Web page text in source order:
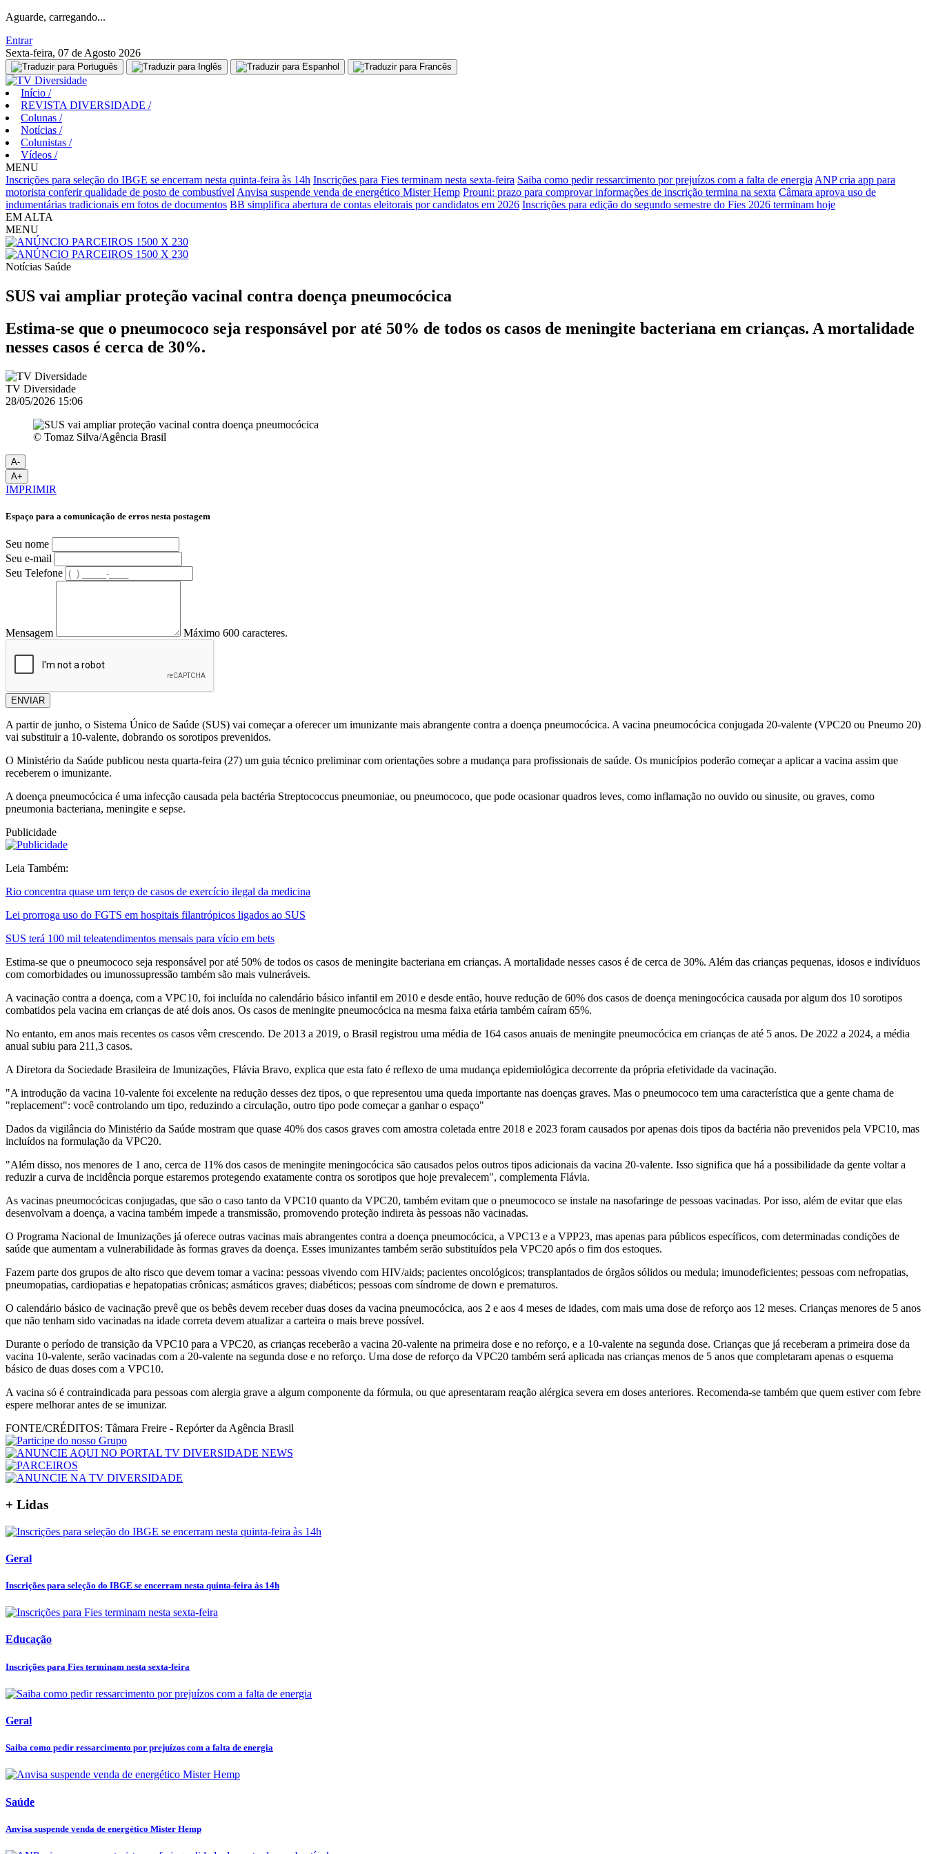
Aguarde, carregando...
Entrar
Sexta-feira, 07 de Agosto 2026
Início /
REVISTA DIVERSIDADE /
Colunas /
Notícias /
Colunistas /
Vídeos /
MENU
Inscrições para seleção do IBGE se encerram nesta quinta-feira às 14h Inscrições para Fies terminam nesta sexta-feira Saiba como pedir ressarcimento por prejuízos com a falta de energia ANP cria app para
motorista conferir qualidade de posto de combustível Anvisa suspende venda de energético Mister Hemp Prouni: prazo para comprovar informações de inscrição termina na sexta Câmara aprova uso de
indumentárias tradicionais em fotos de documentos BB simplifica abertura de contas eleitorais por candidatos em 2026 Inscrições para edição do segundo semestre do Fies 2026 terminam hoje
EM ALTA
MENU
Notícias Saúde
SUS vai ampliar proteção vacinal contra doença pneumocócica
Estima-se que o pneumococo seja responsável por até 50% de todos os casos de meningite bacteriana em crianças. A mortalidade
nesses casos é cerca de 30%.
TV Diversidade
28/05/2026 15:06
© Tomaz Silva/Agência Brasil
A-
A+
IMPRIMIR
Espaço para a comunicação de erros nesta postagem
Seu nome
Seu e-mail
Seu Telefone
Mensagem Máximo 600 caracteres.
ENVIAR
A partir de junho, o Sistema Único de Saúde (SUS) vai começar a oferecer um imunizante mais abrangente contra a doença pneumocócica. A vacina pneumocócica conjugada 20-valente (VPC20 ou Pneumo 20)
vai substituir a 10-valente, dobrando os sorotipos prevenidos.
O Ministério da Saúde publicou nesta quarta-feira (27) um guia técnico preliminar com orientações sobre a mudança para profissionais de saúde. Os municípios poderão começar a aplicar a vacina assim que
receberem o imunizante.
A doença pneumocócica é uma infecção causada pela bactéria Streptococcus pneumoniae, ou pneumococo, que pode ocasionar quadros leves, como inflamação no ouvido ou sinusite, ou graves, como
pneumonia bacteriana, meningite e sepse.
Publicidade
Leia Também:
Rio concentra quase um terço de casos de exercício ilegal da medicina
Lei prorroga uso do FGTS em hospitais filantrópicos ligados ao SUS
SUS terá 100 mil teleatendimentos mensais para vício em bets
Estima-se que o pneumococo seja responsável por até 50% de todos os casos de meningite bacteriana em crianças. A mortalidade nesses casos é de cerca de 30%. Além das crianças pequenas, idosos e indivíduos
com comorbidades ou imunossupressão também são mais vulneráveis.
A vacinação contra a doença, com a VPC10, foi incluída no calendário básico infantil em 2010 e desde então, houve redução de 60% dos casos de doença meningocócica causada por algum dos 10 sorotipos
combatidos pela vacina em crianças de até dois anos. Os casos de meningite pneumocócica na mesma faixa etária também caíram 65%.
No entanto, em anos mais recentes os casos vêm crescendo. De 2013 a 2019, o Brasil registrou uma média de 164 casos anuais de meningite pneumocócica em crianças de até 5 anos. De 2022 a 2024, a média
anual subiu para 211,3 casos.
A Diretora da Sociedade Brasileira de Imunizações, Flávia Bravo, explica que esta fato é reflexo de uma mudança epidemiológica decorrente da própria efetividade da vacinação.
"A introdução da vacina 10-valente foi excelente na redução desses dez tipos, o que representou uma queda importante nas doenças graves. Mas o pneumococo tem uma característica que a gente chama de
"replacement": você controlando um tipo, reduzindo a circulação, outro tipo pode começar a ganhar o espaço"
Dados da vigilância do Ministério da Saúde mostram que quase 40% dos casos graves com amostra coletada entre 2018 e 2023 foram causados por apenas dois tipos da bactéria não prevenidos pela VPC10, mas
incluídos na formulação da VPC20.
"Além disso, nos menores de 1 ano, cerca de 11% dos casos de meningite meningocócica são causados pelos outros tipos adicionais da vacina 20-valente. Isso significa que há a possibilidade da gente voltar a
reduzir a curva de incidência porque estaremos protegendo exatamente contra os sorotipos que hoje prevalecem", complementa Flávia.
As vacinas pneumocócicas conjugadas, que são o caso tanto da VPC10 quanto da VPC20, também evitam que o pneumococo se instale na nasofaringe de pessoas vacinadas. Por isso, além de evitar que elas
desenvolvam a doença, a vacina também impede a transmissão, promovendo proteção indireta às pessoas não vacinadas.
O Programa Nacional de Imunizações já oferece outras vacinas mais abrangentes contra a doença pneumocócica, a VPC13 e a VPP23, mas apenas para públicos específicos, com determinadas condições de
saúde que aumentam a vulnerabilidade às formas graves da doença. Esses imunizantes também serão substituídos pela VPC20 após o fim dos estoques.
Fazem parte dos grupos de alto risco que devem tomar a vacina: pessoas vivendo com HIV/aids; pacientes oncológicos; transplantados de órgãos sólidos ou medula; imunodeficientes; pessoas com nefropatias,
pneumopatias, cardiopatias e hepatopatias crônicas; asmáticos graves; diabéticos; pessoas com síndrome de down e prematuros.
O calendário básico de vacinação prevê que os bebês devem receber duas doses da vacina pneumocócica, aos 2 e aos 4 meses de idades, com mais uma dose de reforço aos 12 meses. Crianças menores de 5 anos
que não tenham sido vacinadas na idade correta devem atualizar a carteira o mais breve possível.
Durante o período de transição da VPC10 para a VPC20, as crianças receberão a vacina 20-valente na primeira dose e no reforço, e a 10-valente na segunda dose. Crianças que já receberam a primeira dose da
vacina 10-valente, serão vacinadas com a 20-valente na segunda dose e no reforço. Uma dose de reforço da VPC20 também será aplicada nas crianças menos de 5 anos que completaram apenas o esquema
básico de duas doses com a VPC10.
A vacina só é contraindicada para pessoas com alergia grave a algum componente da fórmula, ou que apresentaram reação alérgica severa em doses anteriores. Recomenda-se também que quem estiver com febre
espere melhorar antes de se imunizar.
FONTE/CRÉDITOS: Tâmara Freire - Repórter da Agência Brasil
+ Lidas
Geral
Inscrições para seleção do IBGE se encerram nesta quinta-feira às 14h
Educação
Inscrições para Fies terminam nesta sexta-feira
Geral
Saiba como pedir ressarcimento por prejuízos com a falta de energia
Saúde
Anvisa suspende venda de energético Mister Hemp